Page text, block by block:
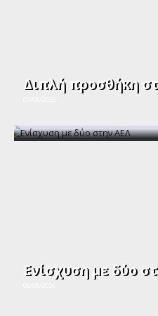
Διπλή προσθήκη
Ενίσχυση με δύο